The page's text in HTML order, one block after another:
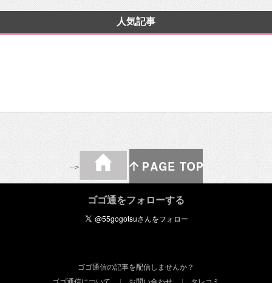
人気記事
-->
ゴゴ通をフォローする
ゴゴ通信の記事を配信しませんか？